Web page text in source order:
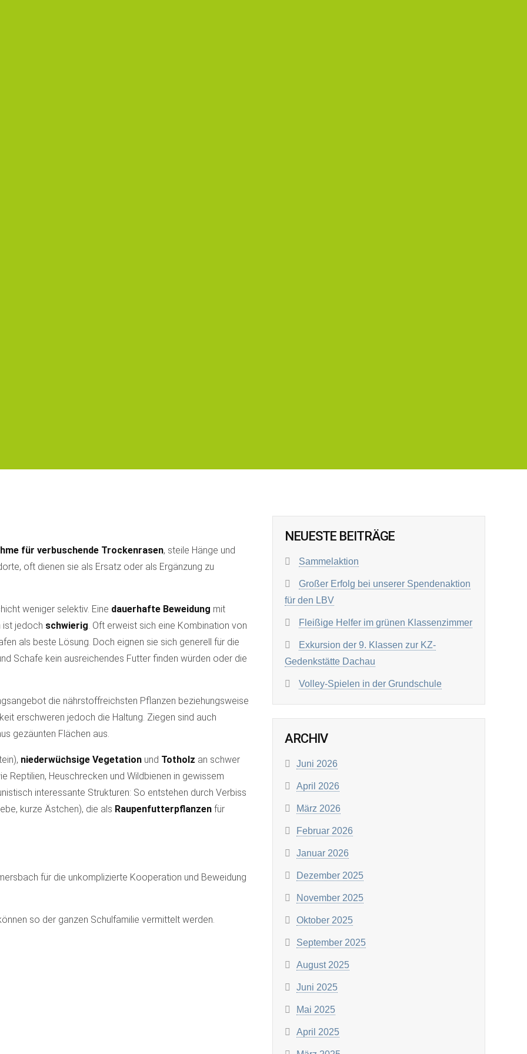
für verbuschende Trockenrasen, steile Hänge und
oft dienen sie als Ersatz oder als Ergänzung zu
weniger selektiv. Eine dauerhafte Beweidung mit
ist jedoch schwierig. Oft erweist sich eine Kombination von
als beste Lösung. Doch eignen sie sich generell für die
Schafe kein ausreichendes Futter finden würden oder die
die nährstoffreichsten Pflanzen beziehungsweise
erschweren jedoch die Haltung. Ziegen sind auch
gezäunten Flächen aus.
niederwüchsige Vegetation und Totholz an schwer
Reptilien, Heuschrecken und Wildbienen in gewissem
interessante Strukturen: So entstehen durch Verbiss
kurze Ästchen), die als Raupenfutterpflanzen für
für die unkomplizierte Kooperation und Beweidung
so der ganzen Schulfamilie vermittelt werden.
NEUESTE BEITRÄGE
Sammelaktion
Großer Erfolg bei unserer Spendenaktion
für den LBV
Fleißige Helfer im grünen Klassenzimmer
Exkursion der 9. Klassen zur KZ-
Gedenkstätte Dachau
Volley-Spielen in der Grundschule
ARCHIV
Juni 2026
April 2026
März 2026
Februar 2026
Januar 2026
Dezember 2025
November 2025
Oktober 2025
September 2025
August 2025
Juni 2025
Mai 2025
April 2025